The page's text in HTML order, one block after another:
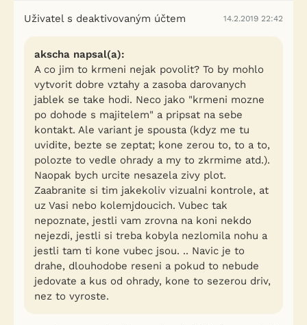
Uživatel s deaktivovaným účtem 14.2.2019 22:42
akscha napsal(a):
A co jim to krmeni nejak povolit? To by mohlo
vytvorit dobre vztahy a zasoba darovanych
jablek se take hodi. Neco jako "krmeni mozne
po dohode s majitelem" a pripsat na sebe
kontakt. Ale variant je spousta (kdyz me tu
uvidite, bezte se zeptat; kone zerou to, to a to,
polozte to vedle ohrady a my to zkrmime atd.).
Naopak bych urcite nesazela zivy plot.
Zaabranite si tim jakekoliv vizualni kontrole, at
uz Vasi nebo kolemjdoucich. Vubec tak
nepoznate, jestli vam zrovna na koni nekdo
nejezdi, jestli si treba kobyla nezlomila nohu a
jestli tam ti kone vubec jsou. .. Navic je to
drahe, dlouhodobe reseni a pokud to nebude
jedovate a kus od ohrady, kone to sezerou driv,
nez to vyroste.